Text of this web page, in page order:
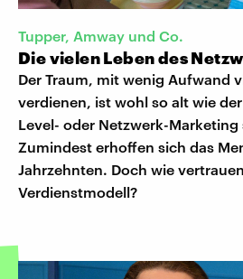
Tupper, Amway und Co.
Die vielen Leben des
Der Traum, mit wenig Aufwand
verdienen, ist wohl so alt wie
Level- oder Netzwerk-
Zumindest erhoffen sich das
Jahrzehnten. Doch wie
Verdienstmodell?